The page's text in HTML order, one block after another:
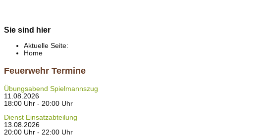
Sie sind hier
Aktuelle Seite:
Home
Feuerwehr Termine
Übungsabend Spielmannszug
11.08.2026
18:00 Uhr - 20:00 Uhr
Dienst Einsatzabteilung
13.08.2026
20:00 Uhr - 22:00 Uhr